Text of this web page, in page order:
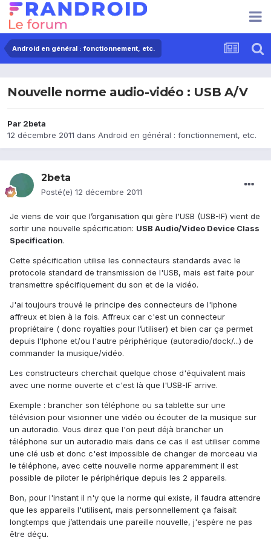
Android en général : fonctionnement, etc.
Nouvelle norme audio-vidéo : USB A/V
Par 2beta
12 décembre 2011 dans Android en général : fonctionnement, etc.
2beta
Posté(e) 12 décembre 2011
Je viens de voir que l’organisation qui gère l'USB (USB-IF) vient de
sortir une nouvelle spécification: USB Audio/Video Device Class
Specification.
Cette spécification utilise les connecteurs standards avec le
protocole standard de transmission de l'USB, mais est faite pour
transmettre spécifiquement du son et de la vidéo.
J'ai toujours trouvé le principe des connecteurs de l'Iphone
affreux et bien à la fois. Affreux car c'est un connecteur
propriétaire ( donc royalties pour l’utiliser) et bien car ça permet
depuis l'Iphone et/ou l'autre périphérique (autoradio/dock/...) de
commander la musique/vidéo.
Les constructeurs cherchait quelque chose d'équivalent mais
avec une norme ouverte et c'est là que l'USB-IF arrive.
Exemple : brancher son téléphone ou sa tablette sur une
télévision pour visionner une vidéo ou écouter de la musique sur
un autoradio. Vous direz que l'on peut déjà brancher un
téléphone sur un autoradio mais dans ce cas il est utiliser comme
une clé usb et donc c'est impossible de changer de morceau via
le téléphone, avec cette nouvelle norme apparemment il est
possible de piloter le périphérique depuis les 2 appareils.
Bon, pour l'instant il n'y que la norme qui existe, il faudra attendre
que les appareils l'utilisent, mais personnellement ça faisait
longtemps que j’attendais une pareille nouvelle, j'espère ne pas
être déçu.